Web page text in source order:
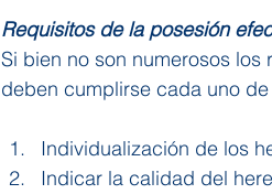
Requisitos de la posesión
Si bien no son numerosos
deben cumplirse cada uno de
Individualización de los
Indicar la calidad del